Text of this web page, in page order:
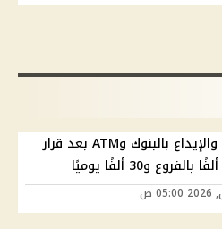
حدود السحب والإيداع بالبنوك وATM بعد قرار